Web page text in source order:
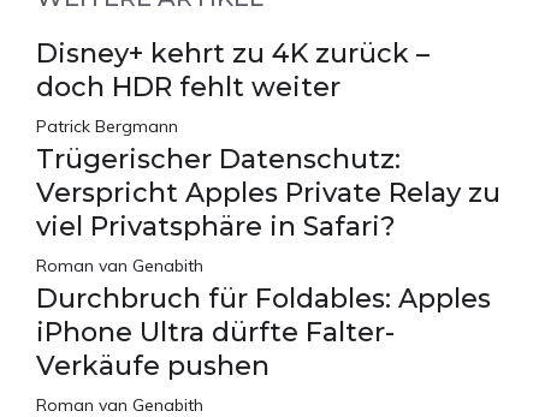
Disney+ kehrt zu 4K zurück –
doch HDR fehlt weiter
Patrick Bergmann
Trügerischer Datenschutz:
Verspricht Apples Private Relay zu
viel Privatsphäre in Safari?
Roman van Genabith
Durchbruch für Foldables: Apples
iPhone Ultra dürfte Falter-
Verkäufe pushen
Roman van Genabith